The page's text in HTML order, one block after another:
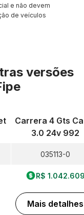
e não devem
de veículos
versões
Carrera 4 Gts
3.0 24v 992
035113-0
R$
Mais detalhes